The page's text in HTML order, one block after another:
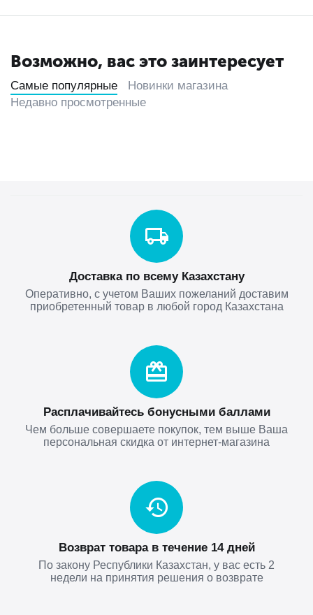
Возможно, вас это заинтересует
Самые популярные
Новинки магазина
Недавно просмотренные
Доставка по всему Казахстану
Оперативно, с учетом Ваших пожеланий доставим
приобретенный товар в любой город Казахстана
Расплачивайтесь бонусными баллами
Чем больше совершаете покупок, тем выше Ваша
персональная скидка от интернет-магазина
Возврат товара в течение 14 дней
По закону Республики Казахстан, у вас есть 2
недели на принятия решения о возврате